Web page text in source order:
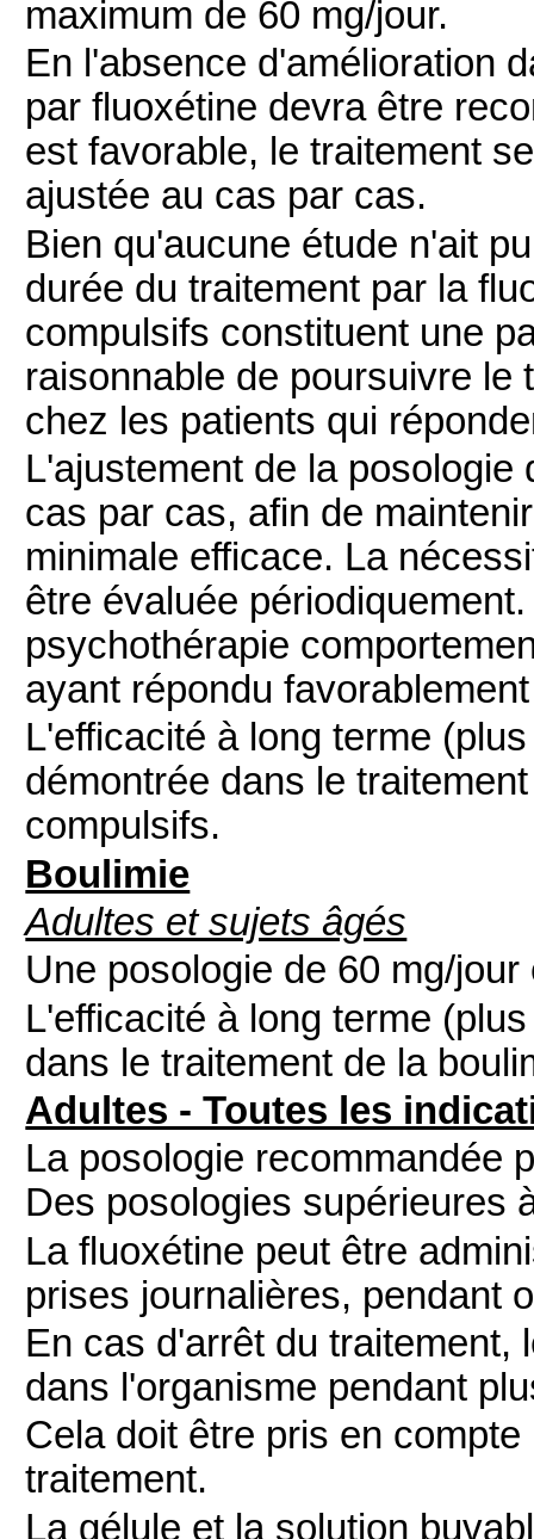
maximum de 60 mg/jour.
En l'absence d'amélioration
par fluoxétine devra être
est favorable, le traitement
ajustée au cas par cas.
Bien qu'aucune étude n'ait
durée du traitement par la
compulsifs constituent une
raisonnable de poursuivre le
chez les patients qui
L'ajustement de la
cas par cas, afin de
minimale efficace. La
être évaluée
psychothérapie
ayant répondu
L'efficacité à long terme
démontrée dans le
compulsifs.
Boulimie
Adultes et sujets âgés
Une posologie de 60 mg/
L'efficacité à long terme
dans le traitement de la
Adultes - Toutes les
La posologie recommandée
Des posologies supérieures
La fluoxétine peut être
prises journalières, pendant
En cas d'arrêt du
dans l'organisme pendant
Cela doit être pris en
traitement.
La gélule et la solution